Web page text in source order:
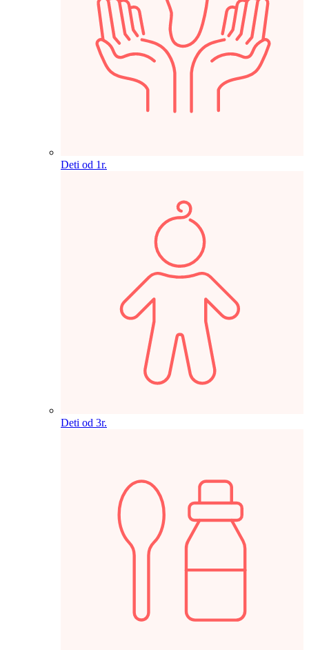
Deti od 1r.
Deti od 3r.